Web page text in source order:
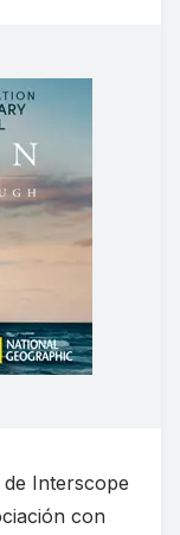
Interscope
con